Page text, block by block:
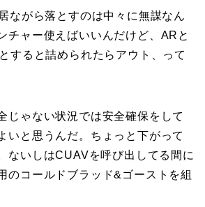
ながら落とすのは中々に無謀なん
チャー使えばいいんだけど、ARと
すると詰められたらアウト、って
じゃない状況では安全確保をして
いと思うんだ。ちょっと下がって
ないしはCUAVを呼び出してる間に
のコールドブラッド&ゴーストを組